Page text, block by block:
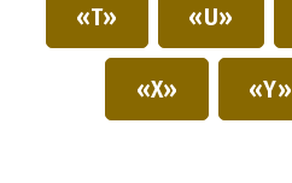
«T» «U»
«X» «Y»